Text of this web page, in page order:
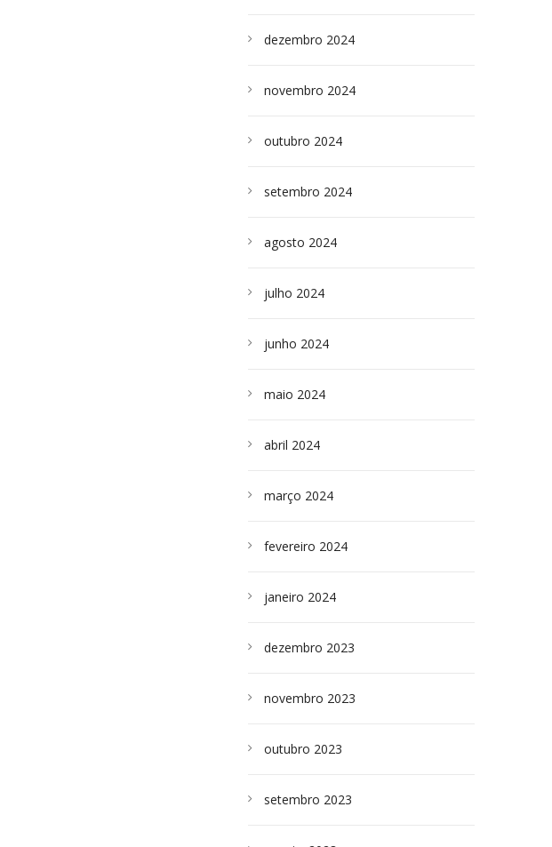
dezembro 2024
novembro 2024
outubro 2024
setembro 2024
agosto 2024
julho 2024
junho 2024
maio 2024
abril 2024
março 2024
fevereiro 2024
janeiro 2024
dezembro 2023
novembro 2023
outubro 2023
setembro 2023